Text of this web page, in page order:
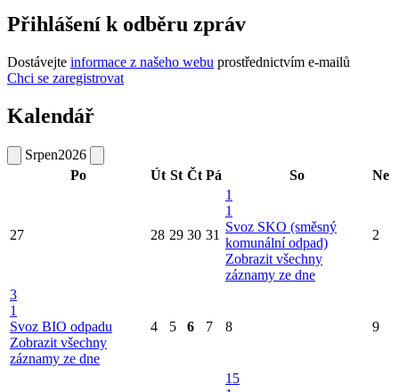
Přihlášení k odběru zpráv
Dostávejte informace z našeho webu prostřednictvím e-mailů
Chci se zaregistrovat
Kalendář
Srpen2026
Po
Út St Čt Pá So Ne
27 28 29 30 31
1
1
Svoz SKO (směsný
komunální odpad)
Zobrazit všechny
záznamy ze dne
2
3
1
Svoz BIO odpadu
Zobrazit všechny
záznamy ze dne
4 5 6 7 8 9
15